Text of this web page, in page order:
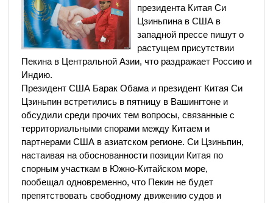
президента Китая Си
Цзиньпина в США в
западной прессе пишут о
растущем присутствии
Пекина в Центральной Азии, что раздражает Россию и
Индию.
Президент США Барак Обама и президент Китая Си
Цзиньпин встретились в пятницу в Вашингтоне и
обсудили среди прочих тем вопросы, связанные с
территориальными спорами между Китаем и
партнерами США в азиатском регионе. Си Цзиньпин,
настаивая на обоснованности позиции Китая по
спорным участкам в Южно-Китайском море,
пообещал одновременно, что Пекин не будет
препятствовать свободному движению судов и